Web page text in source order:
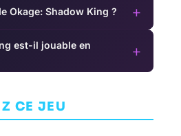
Okage: Shadow King ? +
est-il jouable en
+
CE JEU
ARCADE